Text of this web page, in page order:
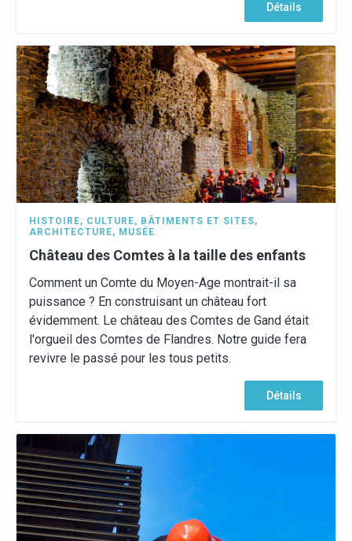
Détails
HISTOIRE, CULTURE, BÂTIMENTS ET SITES,
ARCHITECTURE, MUSÉE
Château des Comtes à la taille des enfants
Comment un Comte du Moyen-Age montrait-il sa
puissance ? En construisant un château fort
évidemment. Le château des Comtes de Gand était
l'orgueil des Comtes de Flandres. Notre guide fera
revivre le passé pour les tous petits.
Détails